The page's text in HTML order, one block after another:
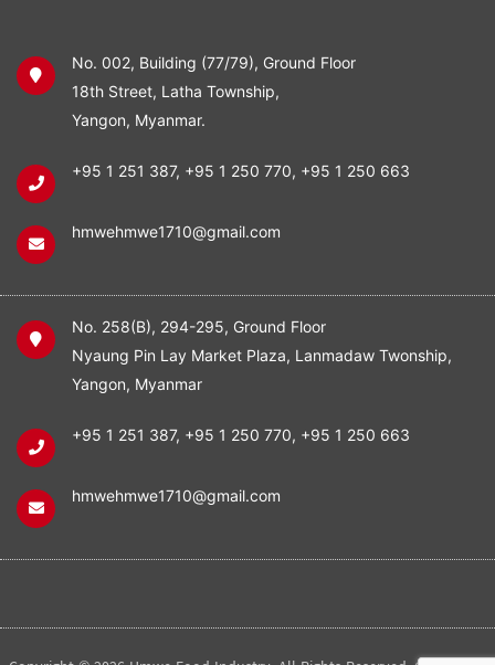
No. 002, Building (77/79), Ground Floor
18th Street, Latha Township,
Yangon, Myanmar.
+95 1 251 387, +95 1 250 770, +95 1 250 663
hmwehmwe1710@gmail.com
No. 258(B), 294-295, Ground Floor
Nyaung Pin Lay Market Plaza, Lanmadaw Twonship,
Yangon, Myanmar
+95 1 251 387, +95 1 250 770, +95 1 250 663
hmwehmwe1710@gmail.com